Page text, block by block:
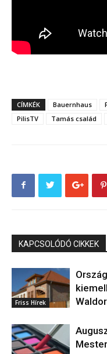
CÍMKÉK Bauernhaus
PilisTV
Tamás család
KAPCSOLÓDÓ CIKKEK
Friss Hírek